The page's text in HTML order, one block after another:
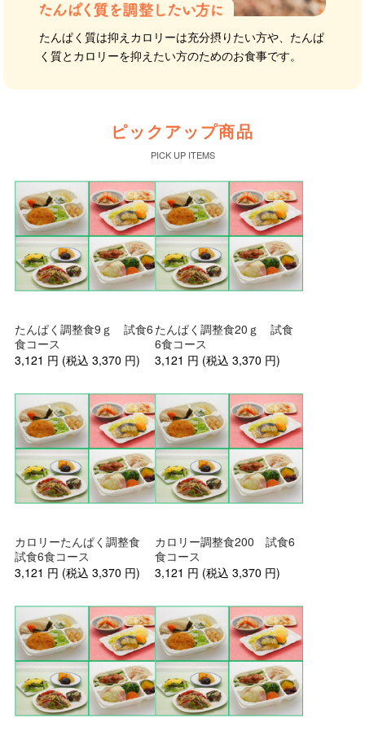
たんぱく質は抑えカロリーは充分摂りたい方や、たんぱ
く質とカロリーを抑えたい方のためのお食事です。
ピックアップ商品
PICK UP ITEMS
たんぱく調整食9ｇ 試食6
食コース
3,121 円 (税込 3,370 円)
たんぱく調整食20ｇ 試食
6食コース
3,121 円 (税込 3,370 円)
カロリーたんぱく調整食
試食6食コース
3,121 円 (税込 3,370 円)
カロリー調整食200 試食6
食コース
3,121 円 (税込 3,370 円)